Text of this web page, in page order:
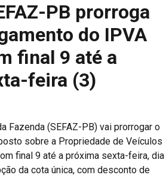
PB prorroga
do IPVA
final 9 até a
feira (3)
Fazenda (SEFAZ-PB) vai prorrogar o
sobre a Propriedade de Veículos
final 9 até a próxima sexta-feira, dia
da cota única, com desconto de